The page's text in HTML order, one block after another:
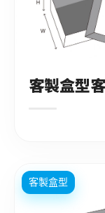
客製盒型
客製盒型